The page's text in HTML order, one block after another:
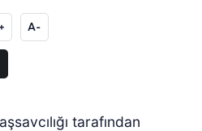
A-
tarafından